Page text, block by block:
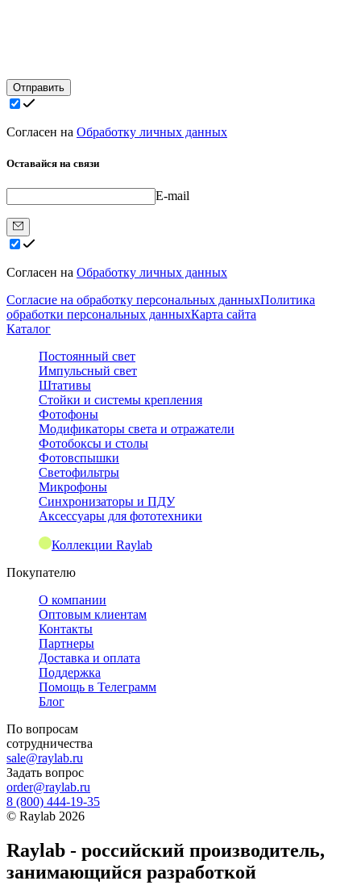
Отправить
Согласен на Обработку личных данных
Оставайся на связи
E-mail
Согласен на Обработку личных данных
Согласие на обработку персональных данныхПолитика
обработки персональных данныхКарта сайта
Каталог
Постоянный свет
Импульсный свет
Штативы
Стойки и системы крепления
Фотофоны
Модификаторы света и отражатели
Фотобоксы и столы
Фотовспышки
Светофильтры
Микрофоны
Синхронизаторы и ПДУ
Аксессуары для фототехники
Коллекции Raylab
Покупателю
О компании
Оптовым клиентам
Контакты
Партнеры
Доставка и оплата
Поддержка
Помощь в Телеграмм
Блог
По вопросам
сотрудничества
sale@raylab.ru
Задать вопрос
order@raylab.ru
8 (800) 444-19-35
© Raylab 2026
Raylab - российский производитель,
занимающийся разработкой